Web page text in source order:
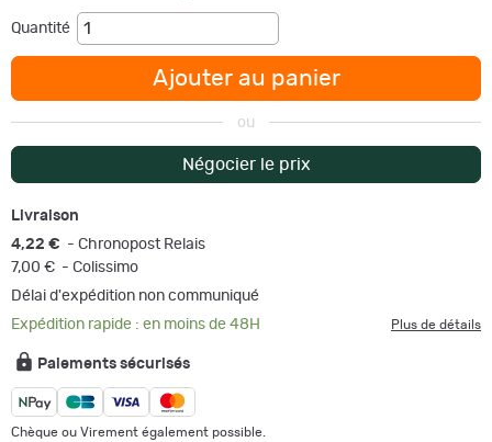
Quantité
Ajouter au panier
ou
Négocier le prix
Livraison
4,22 € - Chronopost Relais
7,00 € - Colissimo
Délai d'expédition non communiqué
Expédition rapide : en moins de 48H
Plus de détails
Paiements sécurisés
Chèque ou Virement également possible.